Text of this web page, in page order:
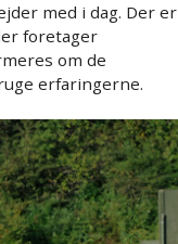
med i dag. Der er
foretager
om de
erfaringerne.